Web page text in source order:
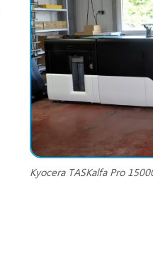
Kyocera TASKalfa Pro